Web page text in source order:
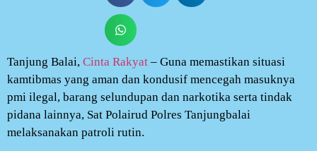
Tanjung Balai, Cinta Rakyat – Guna memastikan situasi
kamtibmas yang aman dan kondusif mencegah masuknya
pmi ilegal, barang selundupan dan narkotika serta tindak
pidana lainnya, Sat Polairud Polres Tanjungbalai
melaksanakan patroli rutin.